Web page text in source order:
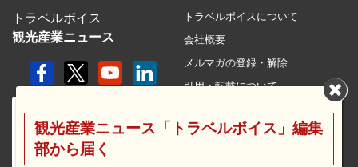
トラベルボイス
観光産業ニュース
トラベルボイスについて
会社概要
メルマガの登録・解除
引用・転載について
利用規約
観光産業ニュース「トラベルボイス」編集
部から届く